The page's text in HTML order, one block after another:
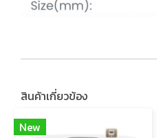
สินค้าเกี่ยวข้อง
New